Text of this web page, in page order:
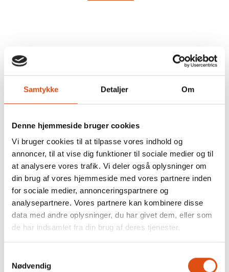
Samtykke Detaljer Om
Denne hjemmeside bruger cookies
Vi bruger cookies til at tilpasse vores indhold og
annoncer, til at vise dig funktioner til sociale medier og til
at analysere vores trafik. Vi deler også oplysninger om
din brug af vores hjemmeside med vores partnere inden
for sociale medier, annonceringspartnere og
analysepartnere. Vores partnere kan kombinere disse
data med andre oplysninger, du har givet dem, eller som
de har indsamlet fra din brug af deres tjenester.
Nødvendig